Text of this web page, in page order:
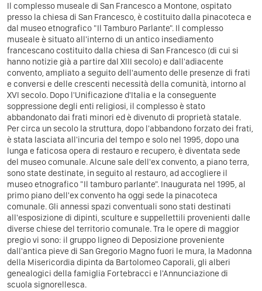
Il complesso museale di San Francesco a Montone, ospitato
presso la chiesa di San Francesco, è costituito dalla pinacoteca e
dal museo etnografico "Il Tamburo Parlante". Il complesso
museale è situato all'interno di un antico insediamento
francescano costituito dalla chiesa di San Francesco (di cui si
hanno notizie già a partire dal XIII secolo) e dall'adiacente
convento, ampliato a seguito dell'aumento delle presenze di frati
e conversi e delle crescenti necessità della comunità, intorno al
XVI secolo. Dopo l'Unificazione d'Italia e la conseguente
soppressione degli enti religiosi, il complesso è stato
abbandonato dai frati minori ed è divenuto di proprietà statale.
Per circa un secolo la struttura, dopo l'abbandono forzato dei frati,
è stata lasciata all'incuria del tempo e solo nel 1995, dopo una
lunga e faticosa opera di restauro e recupero, è diventata sede
del museo comunale. Alcune sale dell'ex convento, a piano terra,
sono state destinate, in seguito al restauro, ad accogliere il
museo etnografico "Il tamburo parlante". Inaugurata nel 1995, al
primo piano dell'ex convento ha oggi sede la pinacoteca
comunale. Gli annessi spazi conventuali sono stati destinati
all'esposizione di dipinti, sculture e suppellettili provenienti dalle
diverse chiese del territorio comunale. Tra le opere di maggior
pregio vi sono: il gruppo ligneo di Deposizione proveniente
dall'antica pieve di San Gregorio Magno fuori le mura, la Madonna
della Misericordia dipinta da Bartolomeo Caporali, gli alberi
genealogici della famiglia Fortebracci e l'Annunciazione di
scuola signorellesca.